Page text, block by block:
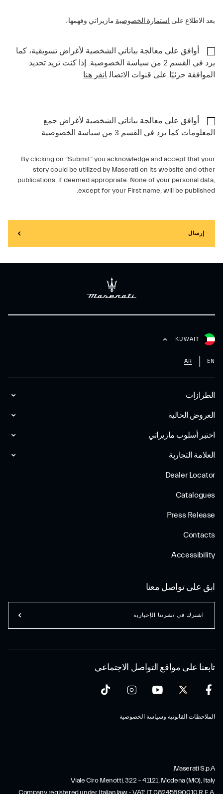
بعد الاطلاع على استمارة الخصوصية مازيراتي وفهمها،
أوافق على معالجة بياناتي الشخصية لأغراض تسويقية، كما
يرد في القسم 2 من سياسة الخصوصية. إذا كنت تريد تحديد
الموافقة جزئيًا على قنوات الاتصال انقر هنا
أوافق على معالجة بياناتي الشخصية لأغراض جمع
المعلومات كما يرد في القسم 3 من سياسة الخصوصية
By clicking on “Submit” you acknowledge and accept that your
story could be utilized by Maserati on its website and other
publications, if deemed appropriate. None of your personal data,
except for your First name, will be published.
إرسال
الطرازات
العروض الحالية
اختبر أسلوب مازیراتي
العلامة التجارية
Dealer Locator
Catalogues
Press Release
Contacts
Accessibility
KUWAIT
EN
AR
تابعنا على مواقع التواصل الاجتماعي
الملاحظات القانونية وسياسة الخصوصية
ابق على تواصل معنا
اشترك في نشرتنا الإخبارية
Maserati S.p.A.
Viale Ciro Menotti, 322 – 41121, Modena (MO), Italy